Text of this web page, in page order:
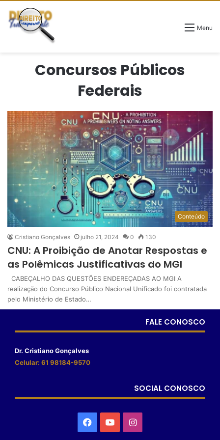
Menu
Concursos Públicos
Federais
Conteúdo
Cristiano Gonçalves julho 21, 2024 0 130
CNU: A Proibição de Anotar Respostas e
as Polêmicas Justificativas do MGI
CABEÇALHO DAS QUESTÕES ENDEREÇADAS AO MGI A
realização do Concurso Público Nacional Unificado foi contratada
pelo Ministério de Estado…
FALE CONOSCO
Dr. Cristiano Gonçalves
Celular: 61 98184-9570
SOCIAL CONOSCO